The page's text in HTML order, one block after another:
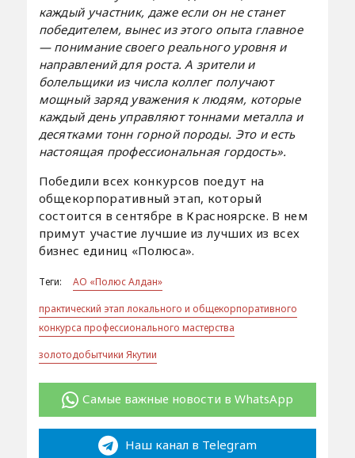
каждый участник, даже если он не станет
победителем, вынес из этого опыта главное
— понимание своего реального уровня и
направлений для роста. А зрители и
болельщики из числа коллег получают
мощный заряд уважения к людям, которые
каждый день управляют тоннами металла и
десятками тонн горной породы. Это и есть
настоящая профессиональная гордость».
Победили всех конкурсов поедут на
общекорпоративный этап, который
состоится в сентябре в Красноярске. В нем
примут участие лучшие из лучших из всех
бизнес единиц «Полюса».
Теги:
АО «Полюс Алдан»
практический этап локального и общекорпоративного
конкурса профессионального мастерства
золотодобытчики Якутии
Самые важные новости в WhatsApp
Наш канал в Telegram